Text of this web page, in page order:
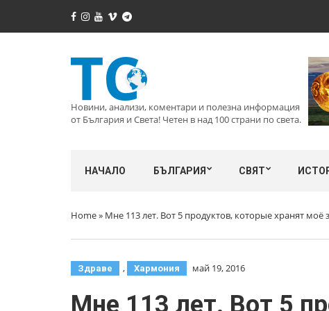
Новини, анализи, коментари и полезна информация
от България и Света! Четен в над 100 страни по света.
НАЧАЛО БЪЛГАРИЯ СВЯТ
Home» Мне 113 лет. Вот 5 продуктов, которые хранят моё
Здраве , Хармония май 19, 2016
Мне 113 лет. Вот 5